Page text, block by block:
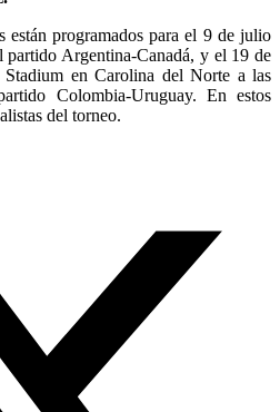
están programados para el 9 de julio
Argentina-Canadá, y el 19 de
en Carolina del Norte a las
Colombia-Uruguay. En estos
del torneo.